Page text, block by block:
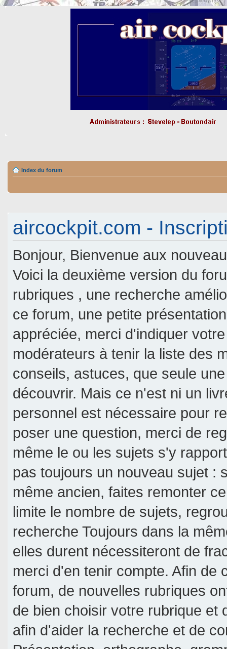
Index du forum
aircockpit.com -
Bonjour, Bienvenue aux
Voici la deuxième version du
rubriques , une recherche
ce forum, une petite
appréciée, merci d'indiquer
modérateurs à tenir la liste des
conseils, astuces, que seule
découvrir. Mais ce n'est ni un
personnel est nécessaire pour
poser une question, merci de
même le ou les sujets s'y
pas toujours un nouveau sujet :
même ancien, faites remonter
limite le nombre de sujets,
recherche Toujours dans la
elles durent nécessiteront de
merci d'en tenir compte. Afin de
forum, de nouvelles rubriques
de bien choisir votre rubrique et
afin d'aider la recherche et de